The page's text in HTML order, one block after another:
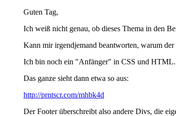
Guten Tag,
Ich weiß nicht genau, ob dieses Thema in den
Kann mir irgendjemand beantworten, warum
Ich bin noch ein "Anfänger" in CSS und HTML.
Das ganze sieht dann etwa so aus:
http://prntscr.com/mhbk4d
Der Footer überschreibt also andere Divs, die